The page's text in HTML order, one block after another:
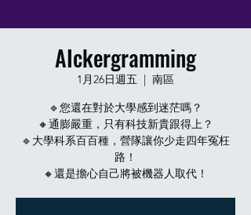
AIckergramming
1月26日週五
  |
南區
🔹您還在對於大學感到迷茫嗎？
🔸通膨嚴重，只有科技新貴跟得上？
🔹大學科系百百種，營隊讓你少走四年冤枉
路！
🔸還是擔心自己將被機器人取代！